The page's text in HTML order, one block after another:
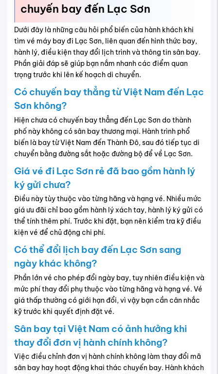
chuyến bay đến Lạc Sơn
Dưới đây là những câu hỏi phổ biến của hành khách khi
tìm vé máy bay đi Lạc Sơn, liên quan đến hình thức bay,
hành lý, điều kiện thay đổi lịch trình và thông tin sân bay.
Phần giải đáp sẽ giúp bạn nắm nhanh các điểm quan
trọng trước khi lên kế hoạch di chuyển.
Có chuyến bay thẳng từ Việt Nam đến Lạc
Sơn không?
Hiện chưa có chuyến bay thẳng đến Lạc Sơn do thành
phố này không có sân bay thương mại. Hành trình phổ
biến là bay từ Việt Nam đến Thành Đô, sau đó tiếp tục di
chuyển bằng đường sắt hoặc đường bộ để về Lạc Sơn.
Giá vé đi Lạc Sơn rẻ đã bao gồm hành lý
ký gửi chưa?
Điều này tùy thuộc vào từng hãng và hạng vé. Nhiều mức
giá ưu đãi chỉ bao gồm hành lý xách tay, hành lý ký gửi có
thể tính thêm phí. Trước khi đặt, bạn nên kiểm tra kỹ điều
kiện vé để chủ động chi phí.
Có thể đổi lịch bay đến Lạc Sơn sang
ngày khác không?
Phần lớn vé cho phép đổi ngày bay, tuy nhiên điều kiện và
mức phí thay đổi phụ thuộc vào từng hãng và hạng vé. Vé
giá thấp thường có giới hạn đổi, vì vậy bạn cần cân nhắc
kỹ trước khi quyết định đặt vé.
Sân bay tại Việt Nam có ảnh hưởng khi
thay đổi đơn vị hành chính không?
Việc điều chỉnh đơn vị hành chính không làm thay đổi mã
sân bay hay hoạt động khai thác chuyến bay. Hành khách